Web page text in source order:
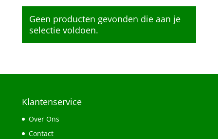
Geen producten gevonden die aan je
selectie voldoen.
Klantenservice
Over Ons
Contact